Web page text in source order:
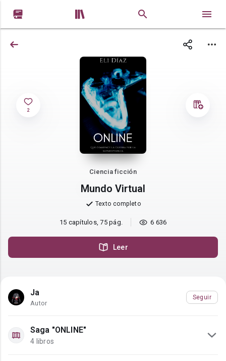
 
2
Ciencia ficción
Mundo Virtual
Texto completo
15 capítulos, 75 pág. 6 636
Leer
Ja
Autor
Seguir
Saga "ONLINE"
4 libros